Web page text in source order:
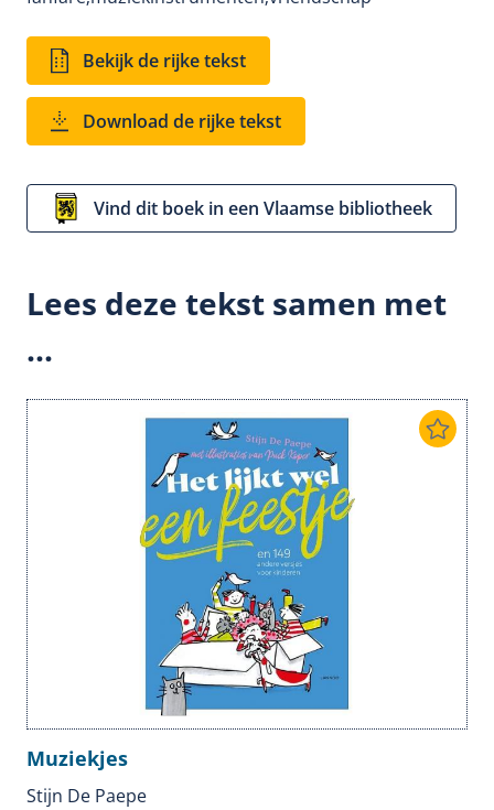
Bekijk de rijke tekst
Download de rijke tekst
Vind dit boek in een Vlaamse bibliotheek
Lees deze tekst samen met
...
Muziekjes
Stijn De Paepe